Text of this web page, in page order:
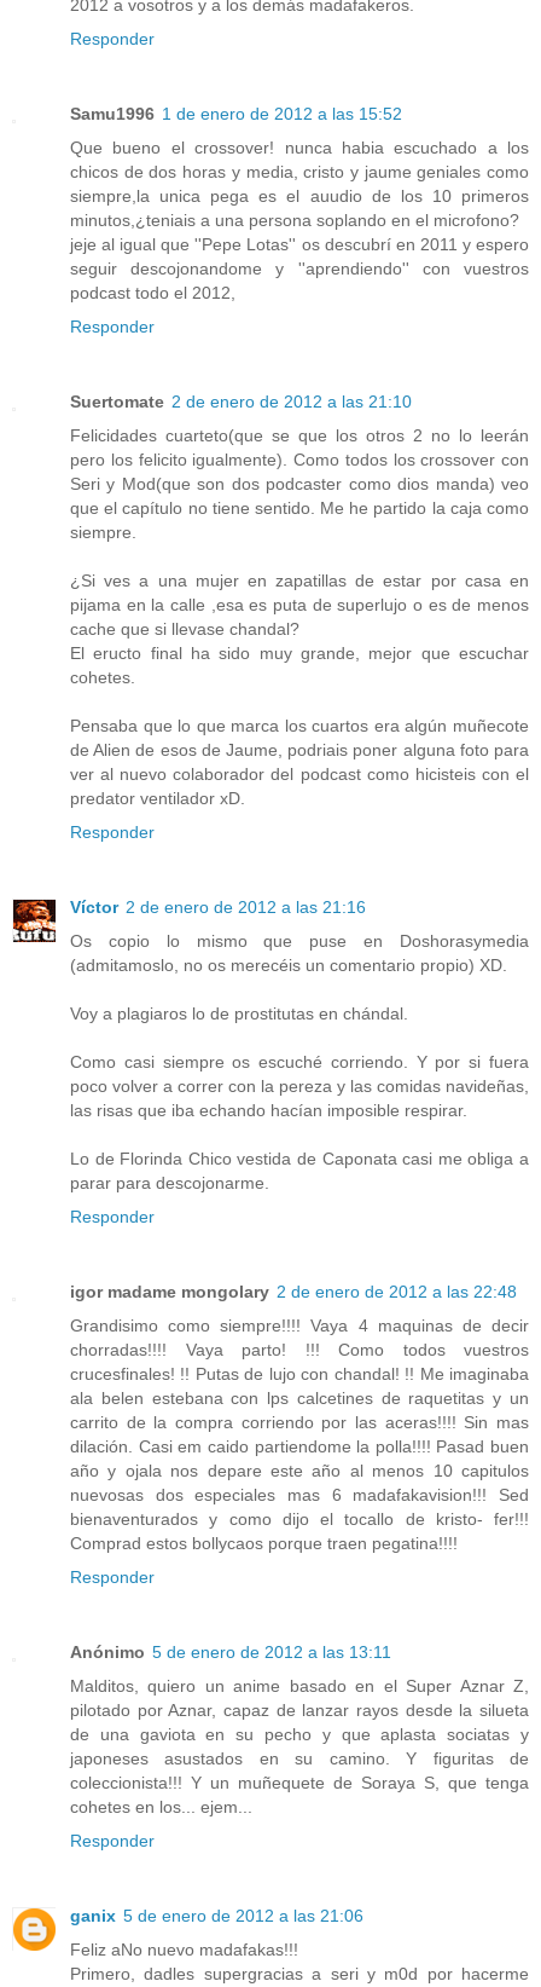
2012 a vosotros y a los demás madafakeros.
Responder
Samu1996 1 de enero de 2012 a las 15:52
Que bueno el crossover! nunca habia escuchado a los
chicos de dos horas y media, cristo y jaume geniales como
siempre,la unica pega es el auudio de los 10 primeros
minutos,¿teniais a una persona soplando en el microfono?
jeje al igual que ''Pepe Lotas'' os descubrí en 2011 y espero
seguir descojonandome y ''aprendiendo'' con vuestros
podcast todo el 2012,
Responder
Suertomate 2 de enero de 2012 a las 21:10
Felicidades cuarteto(que se que los otros 2 no lo leerán
pero los felicito igualmente). Como todos los crossover con
Seri y Mod(que son dos podcaster como dios manda) veo
que el capítulo no tiene sentido. Me he partido la caja como
siempre.
¿Si ves a una mujer en zapatillas de estar por casa en
pijama en la calle ,esa es puta de superlujo o es de menos
cache que si llevase chandal?
El eructo final ha sido muy grande, mejor que escuchar
cohetes.
Pensaba que lo que marca los cuartos era algún muñecote
de Alien de esos de Jaume, podriais poner alguna foto para
ver al nuevo colaborador del podcast como hicisteis con el
predator ventilador xD.
Responder
Víctor 2 de enero de 2012 a las 21:16
Os copio lo mismo que puse en Doshorasymedia
(admitamoslo, no os merecéis un comentario propio) XD.
Voy a plagiaros lo de prostitutas en chándal.
Como casi siempre os escuché corriendo. Y por si fuera
poco volver a correr con la pereza y las comidas navideñas,
las risas que iba echando hacían imposible respirar.
Lo de Florinda Chico vestida de Caponata casi me obliga a
parar para descojonarme.
Responder
igor madame mongolary 2 de enero de 2012 a las 22:48
Grandisimo como siempre!!!! Vaya 4 maquinas de decir
chorradas!!!! Vaya parto! !!! Como todos vuestros
crucesfinales! !! Putas de lujo con chandal! !! Me imaginaba
ala belen estebana con lps calcetines de raquetitas y un
carrito de la compra corriendo por las aceras!!!! Sin mas
dilación. Casi em caido partiendome la polla!!!! Pasad buen
año y ojala nos depare este año al menos 10 capitulos
nuevosas dos especiales mas 6 madafakavision!!! Sed
bienaventurados y como dijo el tocallo de kristo- fer!!!
Comprad estos bollycaos porque traen pegatina!!!!
Responder
Anónimo 5 de enero de 2012 a las 13:11
Malditos, quiero un anime basado en el Super Aznar Z,
pilotado por Aznar, capaz de lanzar rayos desde la silueta
de una gaviota en su pecho y que aplasta sociatas y
japoneses asustados en su camino. Y figuritas de
coleccionista!!! Y un muñequete de Soraya S, que tenga
cohetes en los... ejem...
Responder
ganix 5 de enero de 2012 a las 21:06
Feliz aNo nuevo madafakas!!!
Primero, dadles supergracias a seri y m0d por hacerme